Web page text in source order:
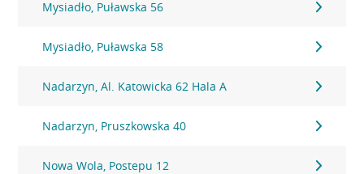
Mysiadło, Puławska 56
Mysiadło, Puławska 58
Nadarzyn, Al. Katowicka 62 Hala A
Nadarzyn, Pruszkowska 40
Nowa Wola, Postepu 12